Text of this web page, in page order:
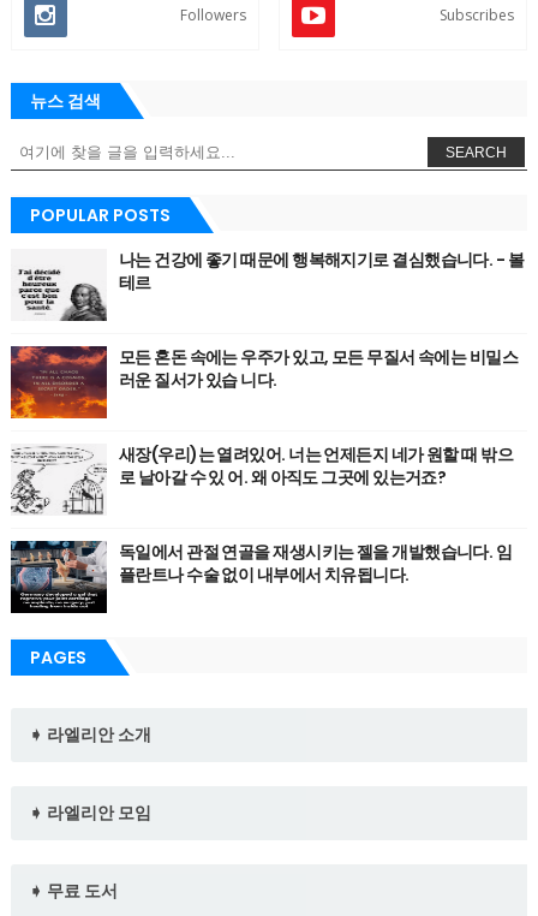
Followers Subscribes
뉴스 검색
SEARCH
POPULAR POSTS
나는 건강에 좋기 때문에 행복해지기로 결심했습니다. - 볼
테르
모든 혼돈 속에는 우주가 있고, 모든 무질서 속에는 비밀스
러운 질서가 있습 니다.
새장(우리)는 열려있어. 너는 언제든지 네가 원할 때 밖으
로 날아갈 수 있 어. 왜 아직도 그곳에 있는거죠?
독일에서 관절 연골을 재생시키는 젤을 개발했습니다. 임
플란트나 수술 없이 내부에서 치유됩니다.
PAGES
➧ 라엘리안 소개
➧ 라엘리안 모임
➧ 무료 도서